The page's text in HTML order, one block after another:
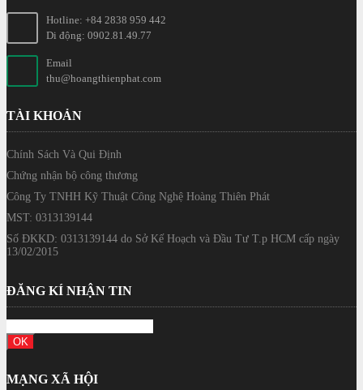
Hotline: +84 2838 959 442
Di động: 0902.81.49.77
Email
thu@hoangthienphat.com
TÀI KHOẢN
Chính Sách Và Qui Định
Chứng nhận bộ công thương
Công Ty TNHH Kỹ Thuật Công Nghệ Hoàng Thiên Phát
MST: 0313139144
Số ĐKKD: 0313139144 do Sở Kế Hoạch và Đầu Tư T.p HCM cấp ngày
13/02/2015
ĐĂNG KÍ NHẬN TIN
MẠNG XÃ HỘI